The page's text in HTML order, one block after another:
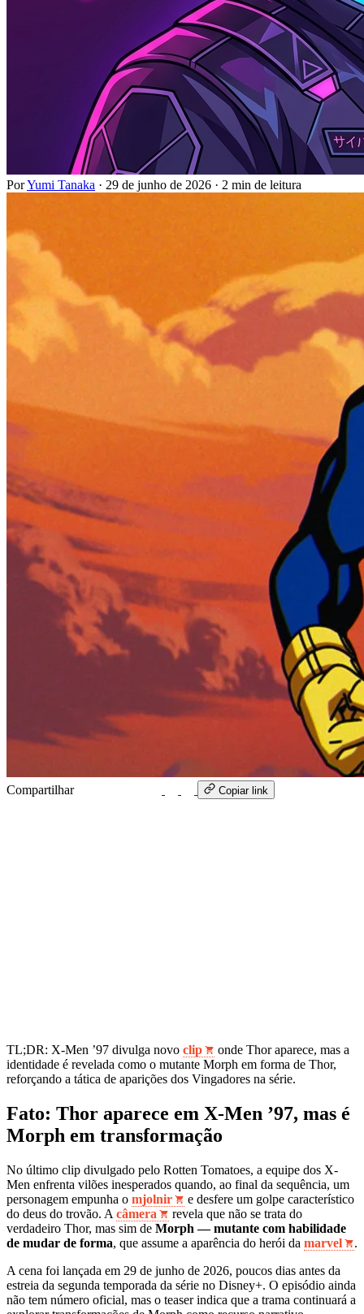
PorYumi Tanaka · 29 de junho de 2026 · 2 min de leitura
Compartilhar Copiar link
TL;DR: X-Men ’97 divulga novo clip
onde Thor aparece, mas a
identidade é revelada como o mutante Morph em forma de Thor,
reforçando a tática de aparições dos Vingadores na série.
Fato: Thor aparece em X-Men ’97, mas é
Morph em transformação
No último clip divulgado pelo Rotten Tomatoes, a equipe dos X-
Men enfrenta vilões inesperados quando, ao final da sequência, um
personagem empunha o mjolnir
e desfere um golpe característico
do deus do trovão. A câmera
revela que não se trata do
verdadeiro Thor, mas sim de Morph — mutante com habilidade
de mudar de forma, que assume a aparência do herói da marvel
.
A cena foi lançada em 29 de junho de 2026, poucos dias antes da
estreia da segunda temporada da série no Disney+. O episódio ainda
não tem número oficial, mas o teaser indica que a trama continuará a